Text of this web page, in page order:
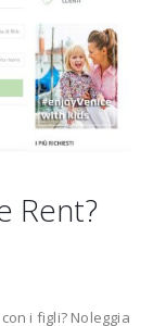
Rent?
i figli? Noleggia